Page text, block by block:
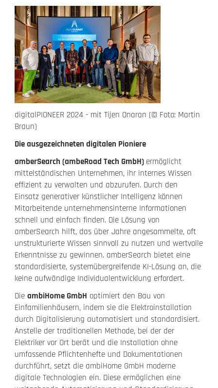
digitalPIONEER 2024 - mit Tijen Onaran (© Foto: Martin
Braun)
Die ausgezeichneten digitalen Pioniere
amberSearch (ambeRoad Tech GmbH) ermöglicht
mittelständischen Unternehmen, ihr internes Wissen
effizient zu verwalten und abzurufen. Durch den
Einsatz generativer künstlicher Intelligenz können
Mitarbeitende unternehmensinterne Informationen
schnell und einfach finden. Die Lösung von
amberSearch hilft, das über Jahre angesammelte, oft
unstrukturierte Wissen sinnvoll zu nutzen und wertvolle
Erkenntnisse zu gewinnen. amberSearch bietet eine
standardisierte, systemübergreifende KI-Lösung an, die
keine aufwändige Individualentwicklung erfordert.
Die ambiHome GmbH optimiert den Bau von
Einfamilienhäusern, indem sie die Elektroinstallation
durch Digitalisierung automatisiert und standardisiert.
Anstelle der traditionellen Methode, bei der der
Elektriker vor Ort berät und die Installation ohne
umfassende Pflichtenhefte und Dokumentationen
durchführt, setzt die ambiHome GmbH moderne
digitale Technologien ein. Diese ermöglichen eine